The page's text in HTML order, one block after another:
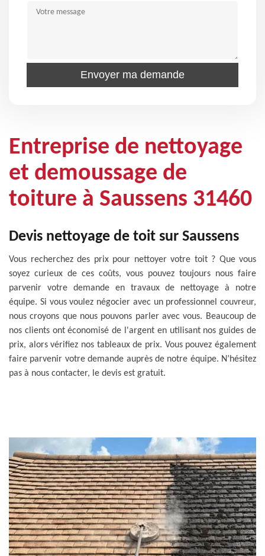
Entreprise de nettoyage
et demoussage de
toiture à Saussens 31460
Devis nettoyage de toit sur Saussens
Vous recherchez des prix pour nettoyer votre toit ? Que vous
soyez curieux de ces coûts, vous pouvez toujours nous faire
parvenir votre demande en travaux de nettoyage à notre
équipe. Si vous voulez négocier avec un professionnel couvreur,
nous croyons que nous pouvons parler avec vous. Beaucoup de
nos clients ont économisé de l'argent en utilisant nos guides de
prix, alors vérifiez nos tableaux de prix. Vous pouvez également
faire parvenir votre demande auprès de notre équipe. N’hésitez
pas à nous contacter, le devis est gratuit.